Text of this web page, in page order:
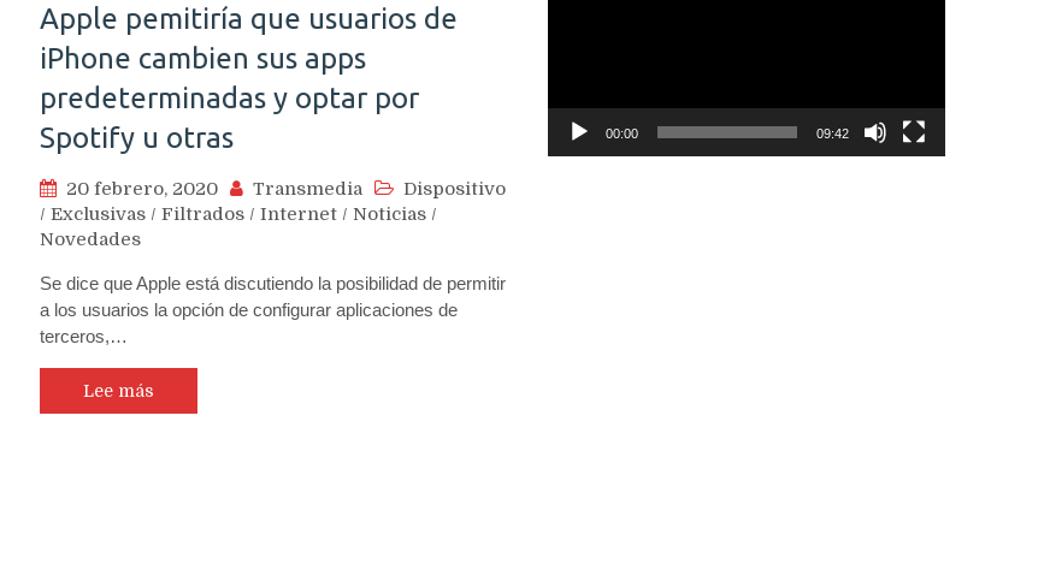
Apple pemitiría que usuarios de
iPhone cambien sus apps
predeterminadas y optar por
Spotify u otras
20 febrero, 2020 Transmedia
Dispositivo
/ Exclusivas / Filtrados / Internet / Noticias /
Novedades
Se dice que Apple está discutiendo la posibilidad de permitir
a los usuarios la opción de configurar aplicaciones de
terceros,…
Lee más
00:00 09:42